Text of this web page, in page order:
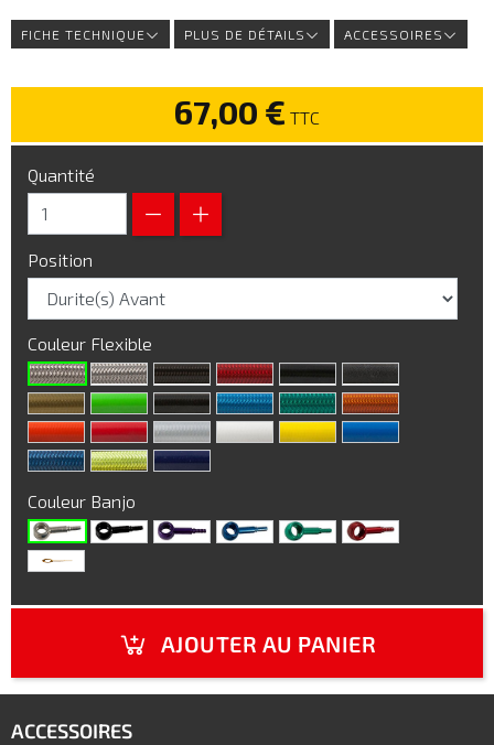
FICHE TECHNIQUE PLUS DE DÉTAILS ACCESSOIRES
67,00 € TTC
Quantité
Position
Couleur Flexible
Couleur Banjo
AJOUTER AU PANIER
ACCESSOIRES